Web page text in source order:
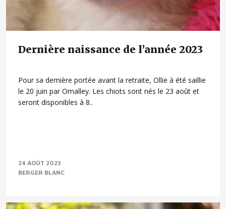
Dernière naissance de l’année 2023
Pour sa dernière portée avant la retraite, Ollie à été saillie
le 20 juin par Omalley. Les chiots sont nés le 23 août et
seront disponibles à 8..
24 AOÛT 2023
BERGER BLANC